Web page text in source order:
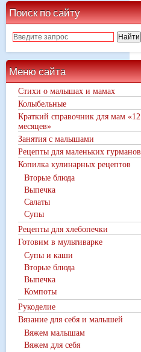
Поиск по сайту
Меню сайта
Стихи о малышах и мамах
Колыбельные
Краткий справочник для мам «12
месяцев»
Занятия с малышами
Рецепты для маленьких гурманов
Копилка кулинарных рецептов
Вторые блюда
Выпечка
Салаты
Супы
Рецепты для хлебопечки
Готовим в мультиварке
Супы и каши
Вторые блюда
Выпечка
Компоты
Рукоделие
Вязание для себя и малышей
Вяжем малышам
Вяжем для себя